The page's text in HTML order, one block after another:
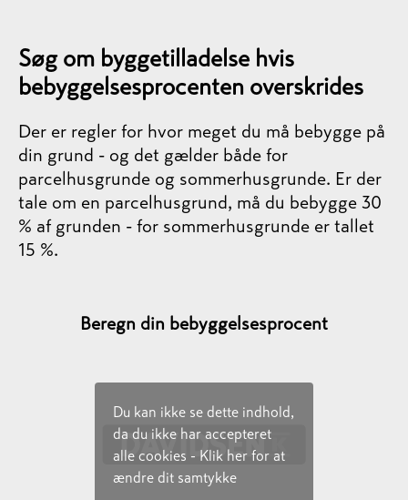
Søg om byggetilladelse hvis
bebyggelsesprocenten overskrides
Der er regler for hvor meget du må bebygge på
din grund - og det gælder både for
parcelhusgrunde og sommerhusgrunde. Er der
tale om en parcelhusgrund, må du bebygge 30
% af grunden - for sommerhusgrunde er tallet
15 %.
Beregn din bebyggelsesprocent
Du kan ikke se dette indhold,
da du ikke har accepteret
alle cookies - Klik her for at
ændre dit samtykke